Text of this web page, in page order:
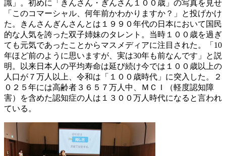
識」。初めに「きんさん・ぎんさん１００歳」の写真を見せ
「このコマーシャル、何年前かわかりますか？」と投げかけ
た。きんさんぎんさんとは１９９０年代の日本において国民
的な人気を誇った双子姉妹のタレント。当時１００歳を過ぎ
ても元気であったことからマスメディアに注目された。「10
年ほど前のように思いますが、実は30年も前なんです」と説
明。以来日本人の平均寿命は延び続け今では１００歳以上の
人口が７万人以上、令和は「１００歳時代」に突入した。２
０２５年には高齢者３６５７万人中、ＭＣＩ（軽度認知障
害）を含めた認知症の人は１３００万人時代になると言われ
ている。